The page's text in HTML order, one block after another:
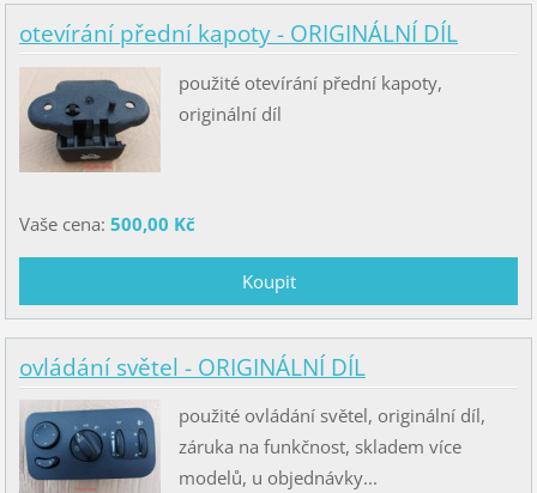
otevírání přední kapoty - ORIGINÁLNÍ DÍL
použité otevírání přední kapoty,
originální díl
Vaše cena: 500,00 Kč
ovládání světel - ORIGINÁLNÍ DÍL
použité ovládání světel, originální díl,
záruka na funkčnost, skladem více
modelů, u objednávky...